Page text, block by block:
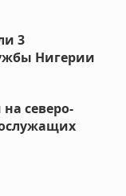
3
Нигерии
северо-